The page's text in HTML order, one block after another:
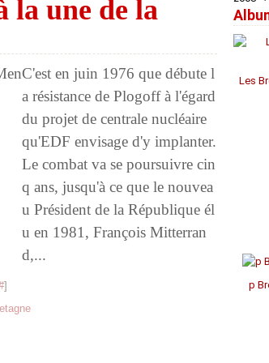
la une de la
C'est en juin 1976 que débute l
a résistance de Plogoff à l'égard
du projet de centrale nucléaire
qu'EDF envisage d'y implanter.
Le combat va se poursuivre cin
q ans, jusqu'à ce que le nouvea
u Président de la République él
u en 1981, François Mitterran
d,...
]
Avril
Juin
Mai
Avril
Juin
Mai
Avril
Juin
Avril
Mai
Mai
Juin
Août
Les
p